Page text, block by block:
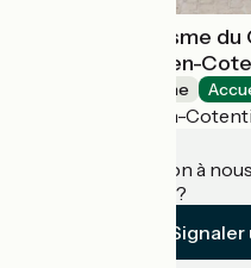
Office de Tourisme
de Cherbourg-en-
Offices de Tourisme
Cherbourg-en-
Une information à
établissement ?